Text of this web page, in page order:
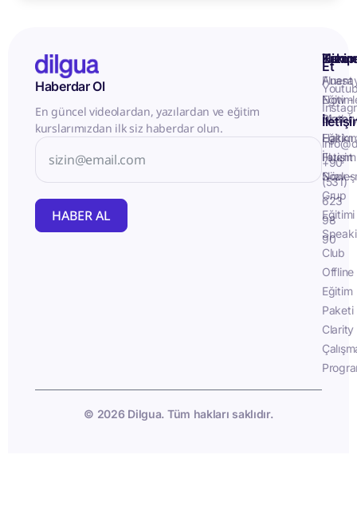
Haberdar Ol
En güncel videolardan, yazılardan ve eğitim
kurslarımızdan ilk siz haberdar olun.
HABER AL
İletişim
Fluent
Now -
Birebir
Eğitim
Fluent
Now -
Grup
Eğitimi
Club
Offline
Eğitim
Paketi
Clarity
Takip
Et
+90
(531)
623
98
90
© 2026 Dilgua. Tüm hakları saklıdır.